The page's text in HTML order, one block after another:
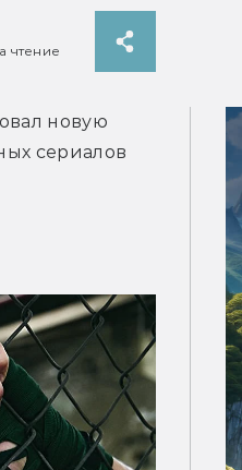
чтение
новую
сериалов